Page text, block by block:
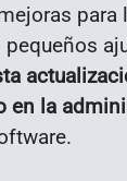
pequeños
en la